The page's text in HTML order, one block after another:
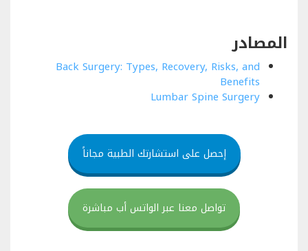
المصادر
Back Surgery: Types, Recovery, Risks, and
Benefits
Lumbar Spine Surgery
إحصل على استشارتك الطبية مجاناً
تواصل معنا عبر الواتس أب مباشرة